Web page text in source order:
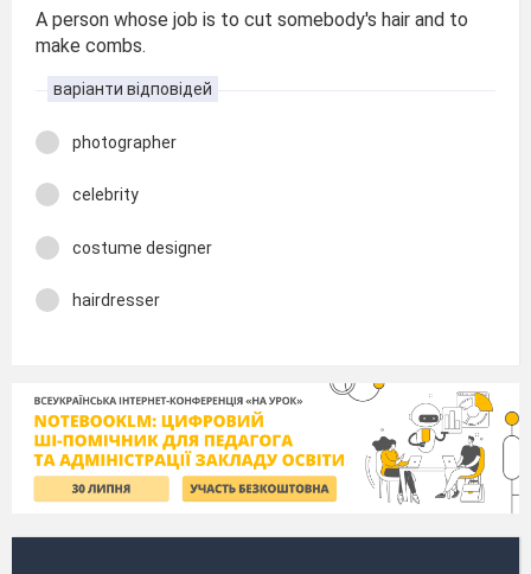
A person whose job is to cut somebody's hair and to
make combs.
варіанти відповідей
photographer
celebrity
costume designer
hairdresser